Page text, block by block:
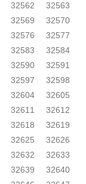
32562
32563
32569
32570
32576
32577
32583
32584
32590
32591
32597
32598
32604
32605
32611
32612
32618
32619
32625
32626
32632
32633
32639
32640